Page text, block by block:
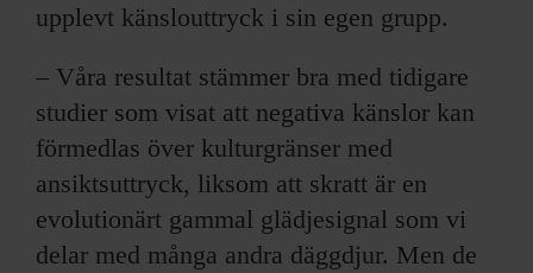
upplevt känslouttryck i sin egen grupp.
– Våra resultat stämmer bra med tidigare
studier som visat att negativa känslor kan
förmedlas över kulturgränser med
ansiktsuttryck, liksom att skratt är en
evolutionärt gammal glädjesignal som vi
delar med många andra däggdjur. Men de